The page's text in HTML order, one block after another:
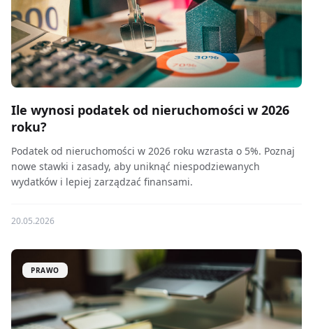
Ile wynosi podatek od nieruchomości w 2026
roku?
Podatek od nieruchomości w 2026 roku wzrasta o 5%. Poznaj
nowe stawki i zasady, aby uniknąć niespodziewanych
wydatków i lepiej zarządzać finansami.
20.05.2026
PRAWO